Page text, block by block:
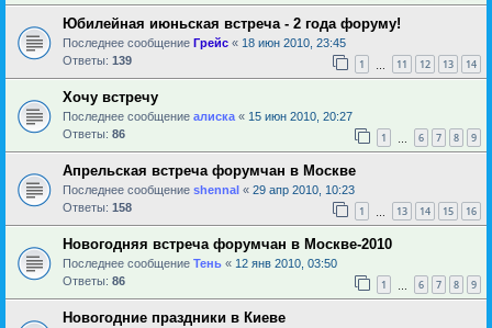
Юбилейная июньская встреча - 2 года форуму!
Последнее сообщение Грейс « 18 июн 2010, 23:45
Ответы: 139 1 11 12 13 14
Хочу встречу
Последнее сообщение алиска « 15 июн 2010, 20:27
Ответы: 86 1 6 7 8 9
Апрельская встреча форумчан в Москве
Последнее сообщение shennal « 29 апр 2010, 10:23
Ответы: 158 1 13 14 15 16
Новогодняя встреча форумчан в Москве-2010
Последнее сообщение Тень « 12 янв 2010, 03:50
Ответы: 86 1 6 7 8 9
Новогодние праздники в Киеве